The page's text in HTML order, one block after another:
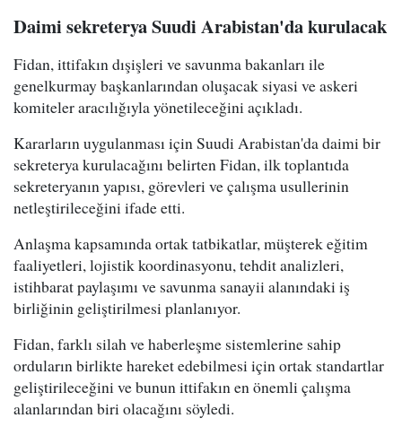
Daimi sekreterya Suudi Arabistan'da kurulacak
Fidan, ittifakın dışişleri ve savunma bakanları ile
genelkurmay başkanlarından oluşacak siyasi ve askeri
komiteler aracılığıyla yönetileceğini açıkladı.
Kararların uygulanması için Suudi Arabistan'da daimi bir
sekreterya kurulacağını belirten Fidan, ilk toplantıda
sekreteryanın yapısı, görevleri ve çalışma usullerinin
netleştirileceğini ifade etti.
Anlaşma kapsamında ortak tatbikatlar, müşterek eğitim
faaliyetleri, lojistik koordinasyonu, tehdit analizleri,
istihbarat paylaşımı ve savunma sanayii alanındaki iş
birliğinin geliştirilmesi planlanıyor.
Fidan, farklı silah ve haberleşme sistemlerine sahip
orduların birlikte hareket edebilmesi için ortak standartlar
geliştirileceğini ve bunun ittifakın en önemli çalışma
alanlarından biri olacağını söyledi.